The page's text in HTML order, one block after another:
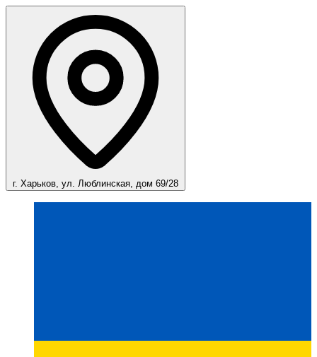
г. Харьков, ул. Люблинская, дом 69/28